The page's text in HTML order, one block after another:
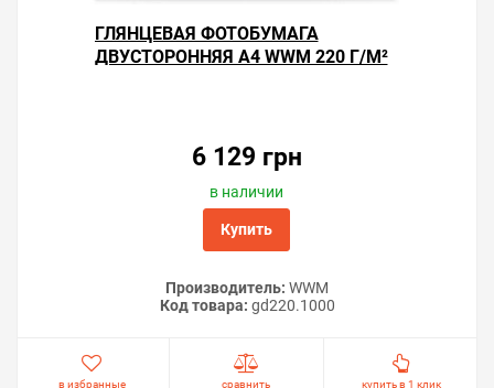
ГЛЯНЦЕВАЯ ФОТОБУМАГА
ДВУСТОРОННЯЯ А4 WWM 220 Г/М²
6 129 грн
в наличии
Купить
Производитель: WWM
Код товара: gd220.1000
в избранные сравнить купить в 1 клик